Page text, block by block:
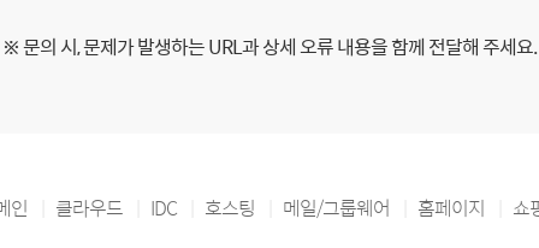
※ 문의 시, 문제가 발생하는 URL과 상세 오류 내용을 함께 전달해 주세요.
인 클라우드 IDC 호스팅 메일/그룹웨어 홈페이지 쇼